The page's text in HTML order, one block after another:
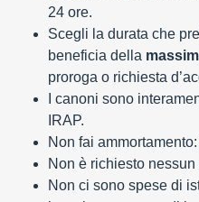
24 ore.
Scegli la durata che
beneficia della
proroga o richiesta
I canoni sono
IRAP.
Non fai
Non è richiesto nessun
Non ci sono spese di